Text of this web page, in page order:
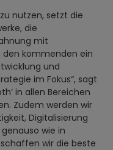
nutzen, setzt die
die
mit
den kommenden ein
und
im Fokus“, sagt
in allen Bereichen
Zudem werden wir
Digitalisierung
wie in
wir die beste